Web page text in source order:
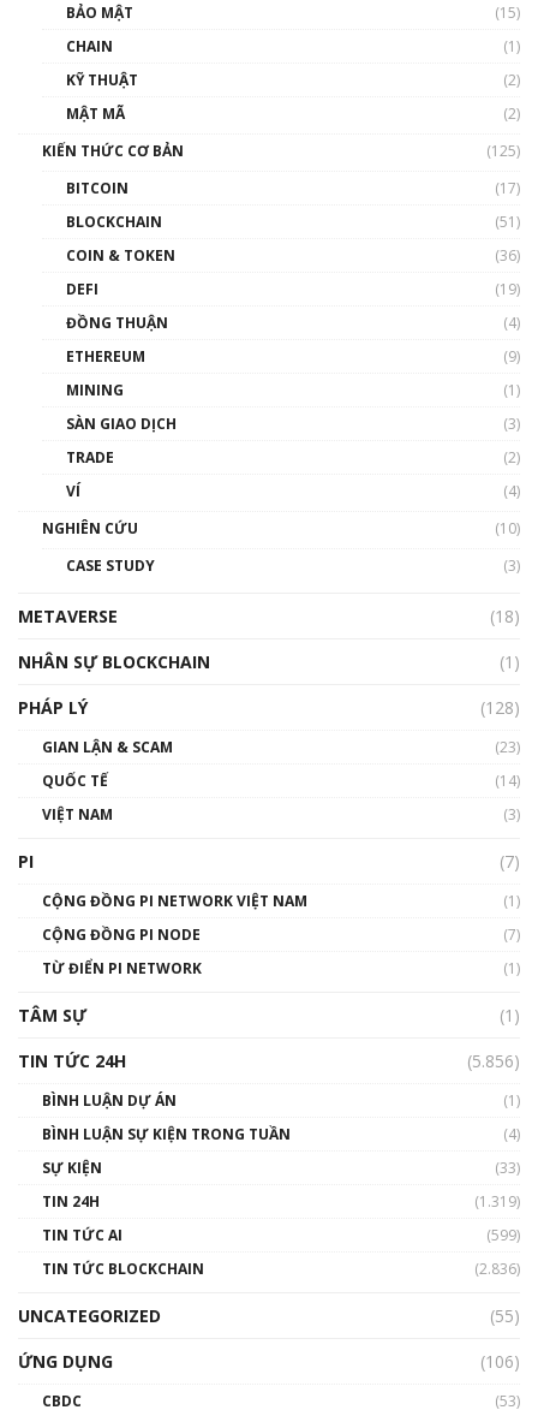
00:43:47
như thể nào?
00:39:31
Phổ cập Blockchain
thống & Crypto qua các cuộc chiến | Phổ cập
01:32:59
gió ấm
Talkshow 14: MemeCoin – Trò đùa tỷ đô
01:29:26
BẢO MẬT
(15)
CHAIN
(1)
KỸ THUẬT
(2)
MẬT MÃ
(2)
KIẾN THỨC CƠ BẢN
(125)
BITCOIN
(17)
BLOCKCHAIN
(51)
COIN & TOKEN
(36)
DEFI
(19)
ĐỒNG THUẬN
(4)
ETHEREUM
(9)
MINING
(1)
SÀN GIAO DỊCH
(3)
TRADE
(2)
VÍ
(4)
NGHIÊN CỨU
(10)
CASE STUDY
(3)
METAVERSE
(18)
NHÂN SỰ BLOCKCHAIN
(1)
PHÁP LÝ
(128)
GIAN LẬN & SCAM
(23)
QUỐC TẾ
(14)
VIỆT NAM
(3)
PI (7)
CỘNG ĐỒNG PI NETWORK VIỆT NAM
(1)
CỘNG ĐỒNG PI NODE
(7)
TỪ ĐIỂN PI NETWORK
(1)
TÂM SỰ
(1)
TIN TỨC 24H
(5.856)
BÌNH LUẬN DỰ ÁN
(1)
BÌNH LUẬN SỰ KIỆN TRONG TUẦN
(4)
SỰ KIỆN
(33)
TIN 24H
(1.319)
TIN TỨC AI
(599)
TIN TỨC BLOCKCHAIN
(2.836)
UNCATEGORIZED
(55)
ỨNG DỤNG
(106)
CBDC (53)